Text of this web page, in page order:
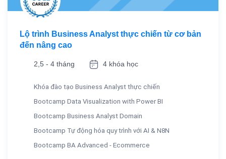
Lộ trình Business Analyst thực chiến từ cơ bản
đến nâng cao
2,5 - 4 tháng 4 khóa học
Khóa đào tạo Business Analyst thực chiến
Bootcamp Data Visualization with Power BI
Bootcamp Business Analyst Domain
Bootcamp Tự động hóa quy trình với AI & N8N
Bootcamp BA Advanced - Ecommerce